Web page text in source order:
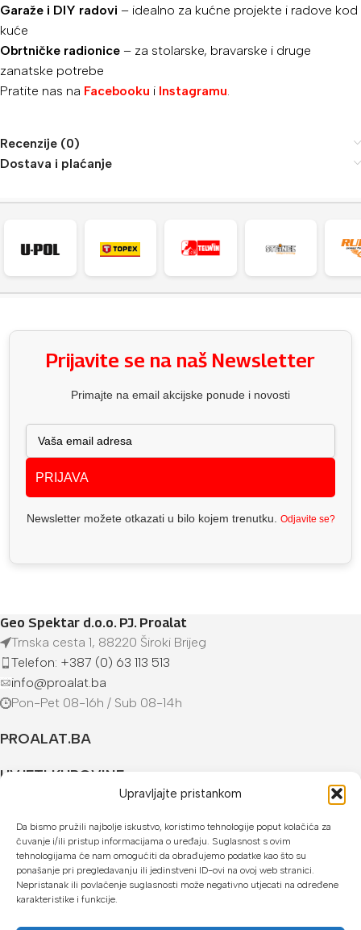
Upravljajte pristankom
Da bismo pružili najbolje iskustvo, koristimo tehnologije poput kolačića za
čuvanje i/ili pristup informacijama o uređaju. Suglasnost s ovim
tehnologijama će nam omogućiti da obrađujemo podatke kao što su
ponašanje pri pregledavanju ili jedinstveni ID-ovi na ovoj web stranici.
Nepristanak ili povlačenje suglasnosti može negativno utjecati na određene
karakteristike i funkcije.
Garaže i DIY radovi – idealno za kućne projekte i radove kod
kuće
Obrtničke radionice – za stolarske, bravarske i druge
zanatske potrebe
Pratite nas na Facebooku i Instagramu.
Recenzije (0)
Dostava i plaćanje
Prijavite se na naš Newsletter
Primajte na email akcijske ponude i novosti
PRIJAVA
Newsletter možete otkazati u bilo kojem trenutku. Odjavite se?
Geo Spektar d.o.o. PJ. Proalat
Trnska cesta 1, 88220 Široki Brijeg
Telefon: +387 (0) 63 113 513
info@proalat.ba
Pon-Pet 08-16h / Sub 08-14h
PROALAT.BA
UVJETI KUPOVINE
U našoj web trgovini možete platiti:
Kreditnim karticama jednokratno ili do 24 rate